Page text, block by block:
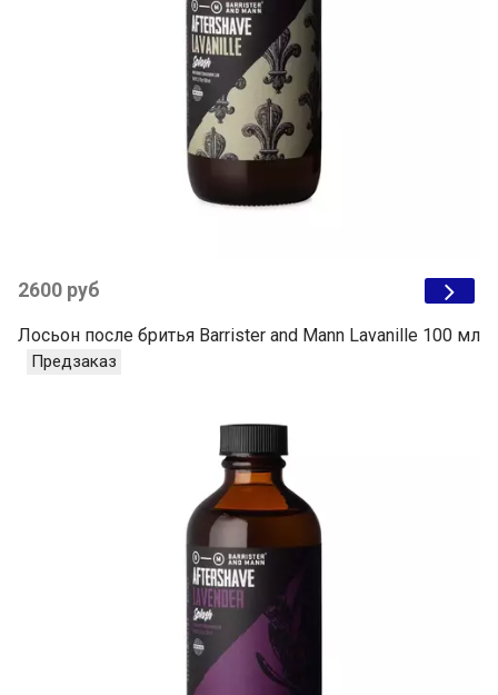
2600 руб
Лосьон после бритья Barrister and Mann Lavanille 100 мл
Предзаказ